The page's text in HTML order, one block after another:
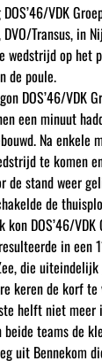
VDK
Transus, in
wedstrijd op het
de poule.
DOS’46/VDK
een minuut
Na enkele
te komen
de stand weer
de
DOS’46/VDK
in een
die uiteindelijk
keren de korf te
helft niet meer
teams de
uit Bennekom